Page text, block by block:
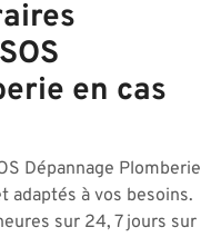
en cas
Dépannage Plomberie
adaptés à vos besoins.
sur 24, 7 jours sur